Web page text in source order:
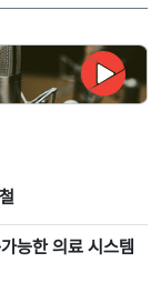
능한 의료 시스템